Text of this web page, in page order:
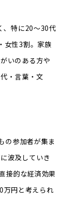
、特に20～30代
女性3割。家族
いのある方や
・言葉・文
の参加者が集ま
波及していき
接的な経済効果
万円と考えられ